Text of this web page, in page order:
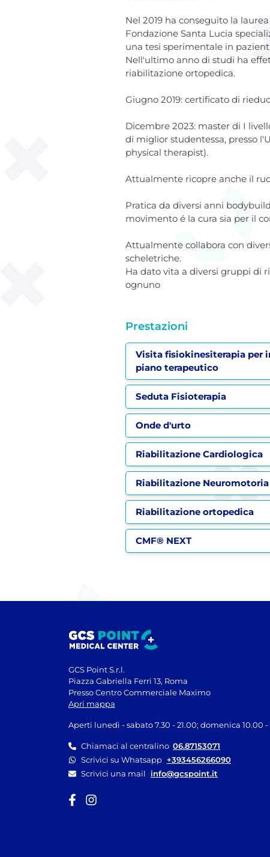
Nel 2019 ha conseguito la
Fondazione Santa Lucia
una tesi sperimentale in
Nell'ultimo anno di studi ha
riabilitazione ortopedica.
Giugno 2019: certificato di
Dicembre 2023: master di I
di miglior studentessa, presso
physical therapist).
Attualmente ricopre anche il
Pratica da diversi anni
movimento é la cura sia per il
Attualmente collabora con
scheletriche.
Ha dato vita a diversi gruppi di
ognuno
Prestazioni
Visita fisiokinesiterapia per
piano terapeutico
Seduta Fisioterapia
Onde d'urto
Riabilitazione Cardiologica
Riabilitazione Neuromotoria
Riabilitazione ortopedica
CMF® NEXT
GCS Point S.r.l.
Piazza Gabriella Ferri 13, Roma
Presso Centro Commerciale Maximo
Apri mappa
Aperti lunedì - sabato 7.30 - 21.00; domenica 10.00 -
Chiamaci al centralino 06.87153071
Scrivici su Whatsapp +393456266090
Scrivici una mail
info@gcspoint.it